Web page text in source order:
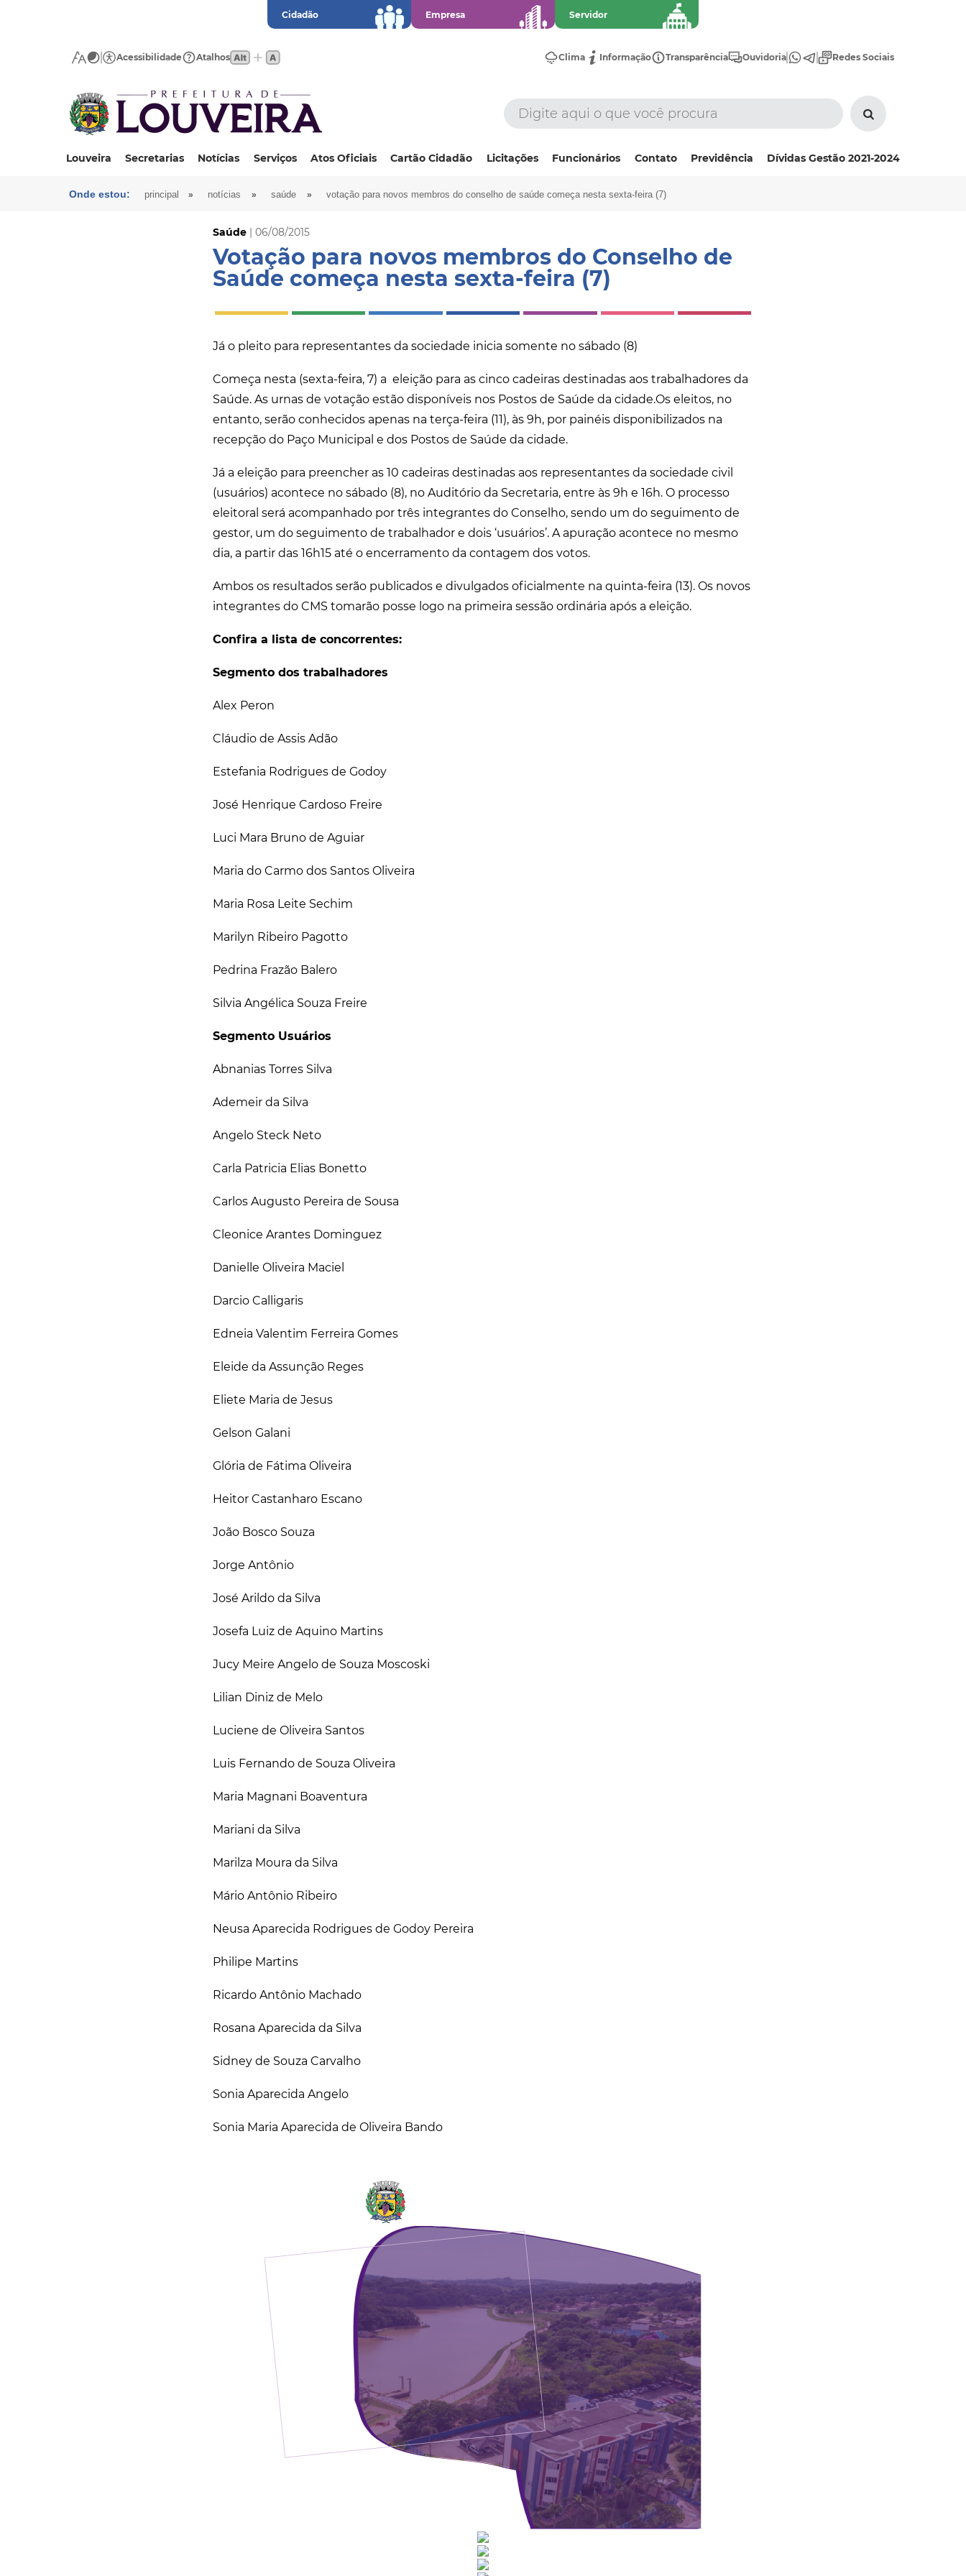
Cidadão Empresa Servidor
Acessibilidade Atalhos Clima Informação Transparência Ouvidoria Redes Sociais
Louveira Secretarias Notícias Serviços Atos Oficiais Cartão Cidadão Licitações Funcionários Contato Previdência Dívidas Gestão 2021-2024
Onde estou: principal » notícias » saúde » votação para novos membros do conselho de saúde começa nesta sexta-feira (7)
Saúde | 06/08/2015
Votação para novos membros do Conselho de
Saúde começa nesta sexta-feira (7)
Já o pleito para representantes da sociedade inicia somente no sábado (8)
Começa nesta (sexta-feira, 7) a eleição para as cinco cadeiras destinadas aos trabalhadores da
Saúde. As urnas de votação estão disponíveis nos Postos de Saúde da cidade.Os eleitos, no
entanto, serão conhecidos apenas na terça-feira (11), às 9h, por painéis disponibilizados na
recepção do Paço Municipal e dos Postos de Saúde da cidade.
Já a eleição para preencher as 10 cadeiras destinadas aos representantes da sociedade civil
(usuários) acontece no sábado (8), no Auditório da Secretaria, entre às 9h e 16h. O processo
eleitoral será acompanhado por três integrantes do Conselho, sendo um do seguimento de
gestor, um do seguimento de trabalhador e dois ‘usuários’. A apuração acontece no mesmo
dia, a partir das 16h15 até o encerramento da contagem dos votos.
Ambos os resultados serão publicados e divulgados oficialmente na quinta-feira (13). Os novos
integrantes do CMS tomarão posse logo na primeira sessão ordinária após a eleição.
Confira a lista de concorrentes:
Segmento dos trabalhadores
Alex Peron
Cláudio de Assis Adão
Estefania Rodrigues de Godoy
José Henrique Cardoso Freire
Luci Mara Bruno de Aguiar
Maria do Carmo dos Santos Oliveira
Maria Rosa Leite Sechim
Marilyn Ribeiro Pagotto
Pedrina Frazão Balero
Silvia Angélica Souza Freire
Segmento Usuários
Abnanias Torres Silva
Ademeir da Silva
Angelo Steck Neto
Carla Patricia Elias Bonetto
Carlos Augusto Pereira de Sousa
Cleonice Arantes Dominguez
Danielle Oliveira Maciel
Darcio Calligaris
Edneia Valentim Ferreira Gomes
Eleide da Assunção Reges
Eliete Maria de Jesus
Gelson Galani
Glória de Fátima Oliveira
Heitor Castanharo Escano
João Bosco Souza
Jorge Antônio
José Arildo da Silva
Josefa Luiz de Aquino Martins
Jucy Meire Angelo de Souza Moscoski
Lilian Diniz de Melo
Luciene de Oliveira Santos
Luis Fernando de Souza Oliveira
Maria Magnani Boaventura
Mariani da Silva
Marilza Moura da Silva
Mário Antônio Ribeiro
Neusa Aparecida Rodrigues de Godoy Pereira
Philipe Martins
Ricardo Antônio Machado
Rosana Aparecida da Silva
Sidney de Souza Carvalho
Sonia Aparecida Angelo
Sonia Maria Aparecida de Oliveira Bando